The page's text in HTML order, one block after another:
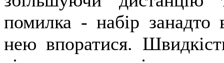
помилка - набір занадто
нею впоратися.